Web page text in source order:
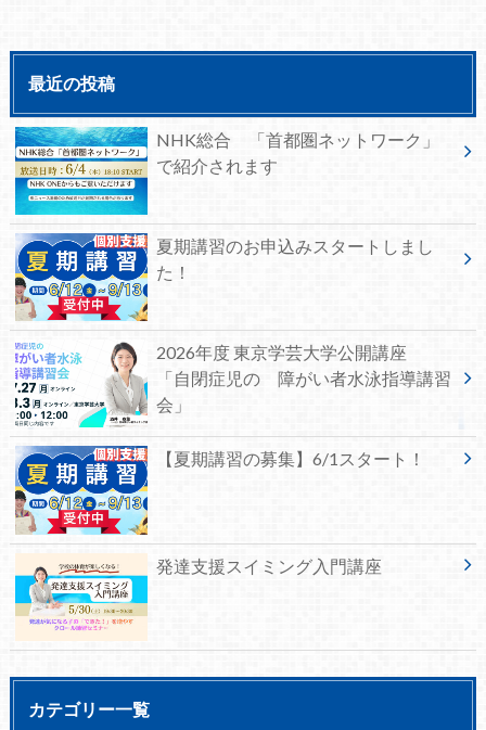
最近の投稿
NHK総合 「首都圏ネットワーク」
で紹介されます
夏期講習のお申込みスタートしまし
た！
2026年度 東京学芸大学公開講座
「自閉症児の 障がい者水泳指導講習
会」
【夏期講習の募集】6/1スタート！
発達支援スイミング入門講座
カテゴリー一覧